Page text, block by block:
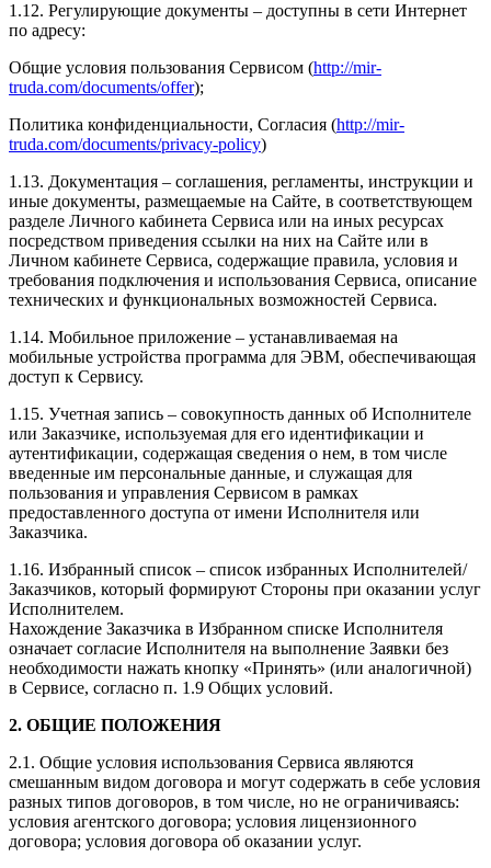
1.12. Регулирующие документы – доступны в сети Интернет
по адресу:
Общие условия пользования Сервисом (http://mir-
truda.com/documents/offer);
Политика конфиденциальности, Согласия (http://mir-
truda.com/documents/privacy-policy)
1.13. Документация – соглашения, регламенты, инструкции и
иные документы, размещаемые на Сайте, в соответствующем
разделе Личного кабинета Сервиса или на иных ресурсах
посредством приведения ссылки на них на Сайте или в
Личном кабинете Сервиса, содержащие правила, условия и
требования подключения и использования Сервиса, описание
технических и функциональных возможностей Сервиса.
1.14. Мобильное приложение – устанавливаемая на
мобильные устройства программа для ЭВМ, обеспечивающая
доступ к Сервису.
1.15. Учетная запись – совокупность данных об Исполнителе
или Заказчике, используемая для его идентификации и
аутентификации, содержащая сведения о нем, в том числе
введенные им персональные данные, и служащая для
пользования и управления Сервисом в рамках
предоставленного доступа от имени Исполнителя или
Заказчика.
1.16. Избранный список – список избранных Исполнителей/
Заказчиков, который формируют Стороны при оказании услуг
Исполнителем.
Нахождение Заказчика в Избранном списке Исполнителя
означает согласие Исполнителя на выполнение Заявки без
необходимости нажать кнопку «Принять» (или аналогичной)
в Сервисе, согласно п. 1.9 Общих условий.
2. ОБЩИЕ ПОЛОЖЕНИЯ
2.1. Общие условия использования Сервиса являются
смешанным видом договора и могут содержать в себе условия
разных типов договоров, в том числе, но не ограничиваясь:
условия агентского договора; условия лицензионного
договора; условия договора об оказании услуг.